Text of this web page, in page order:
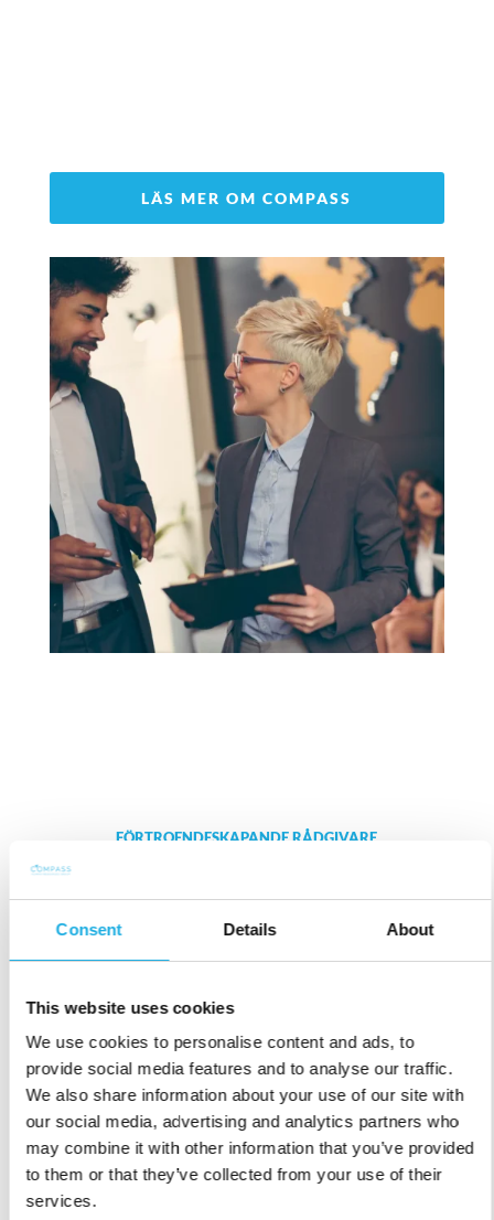
Consent Details About
This website uses cookies
We use cookies to personalise content and ads, to
provide social media features and to analyse our traffic.
We also share information about your use of our site with
our social media, advertising and analytics partners who
may combine it with other information that you’ve provided
to them or that they’ve collected from your use of their
services.
LÄS MER OM COMPASS
FÖRTROENDE­SKAPANDE RÅDGIVARE
Vi tar oss tid att lyssna, ställa rätt frågor och
oss. Låt oss skapa samma värde för er och er
organisation.
Susanne Bryhn→
susanne.bryhn@compass.se
+46 70 531 3425